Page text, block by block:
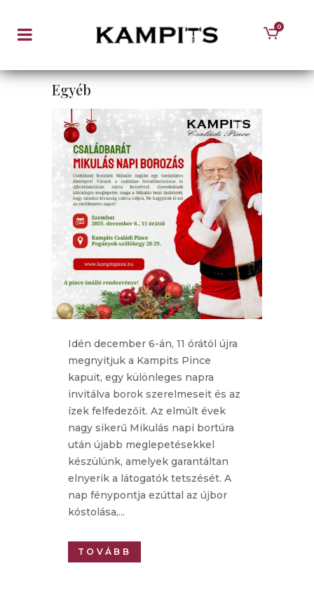
0
Egyéb
Idén december 6-án, 11 órától újra
megnyitjuk a Kampits Pince
kapuit, egy különleges napra
invitálva borok szerelmeseit és az
ízek felfedezőit. Az elmúlt évek
nagy sikerű Mikulás napi bortúra
után újabb meglepetésekkel
készülünk, amelyek garantáltan
elnyerik a látogatók tetszését. A
nap fénypontja ezúttal az újbor
kóstolása,...
TOVÁBB